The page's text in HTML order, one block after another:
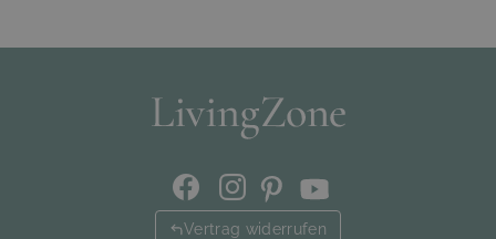
Vertrag widerrufen